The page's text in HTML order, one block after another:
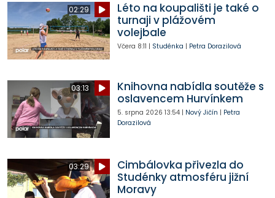
02:29
Léto na koupališti je také o
turnaji v plážovém
volejbale
Včera 8:11 | Studénka | Petra Dorazilová
03:13
Knihovna nabídla soutěže s
oslavencem Hurvínkem
5. srpna 2026 13:54| Nový Jičín | Petra
Dorazilová
03:29
Cimbálovka přivezla do
Studénky atmosféru jižní
Moravy